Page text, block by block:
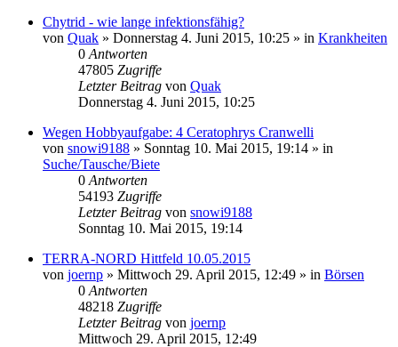
Chytrid - wie lange infektionsfähig?
von Quak » Donnerstag 4. Juni 2015, 10:25 » in Krankheiten
0 Antworten
47805 Zugriffe
Letzter Beitrag von Quak
Donnerstag 4. Juni 2015, 10:25
Wegen Hobbyaufgabe: 4 Ceratophrys Cranwelli
von snowi9188 » Sonntag 10. Mai 2015, 19:14 » in
Suche/Tausche/Biete
0 Antworten
54193 Zugriffe
Letzter Beitrag von snowi9188
Sonntag 10. Mai 2015, 19:14
TERRA-NORD Hittfeld 10.05.2015
von joernp » Mittwoch 29. April 2015, 12:49 » in Börsen
0 Antworten
48218 Zugriffe
Letzter Beitrag von joernp
Mittwoch 29. April 2015, 12:49